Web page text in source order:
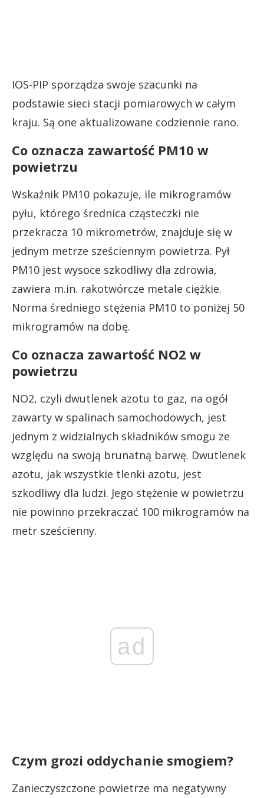
IOS-PIP sporządza swoje szacunki na
podstawie sieci stacji pomiarowych w całym
kraju. Są one aktualizowane codziennie rano.
Co oznacza zawartość PM10 w
powietrzu
Wskaźnik PM10 pokazuje, ile mikrogramów
pyłu, którego średnica cząsteczki nie
przekracza 10 mikrometrów, znajduje się w
jednym metrze sześciennym powietrza. Pył
PM10 jest wysoce szkodliwy dla zdrowia,
zawiera m.in. rakotwórcze metale ciężkie.
Norma średniego stężenia PM10 to poniżej 50
mikrogramów na dobę.
Co oznacza zawartość NO2 w
powietrzu
NO2, czyli dwutlenek azotu to gaz, na ogół
zawarty w spalinach samochodowych, jest
jednym z widzialnych składników smogu ze
względu na swoją brunatną barwę. Dwutlenek
azotu, jak wszystkie tlenki azotu, jest
szkodliwy dla ludzi. Jego stężenie w powietrzu
nie powinno przekraczać 100 mikrogramów na
metr sześcienny.
ad
Czym grozi oddychanie smogiem?
Zanieczyszczone powietrze ma negatywny